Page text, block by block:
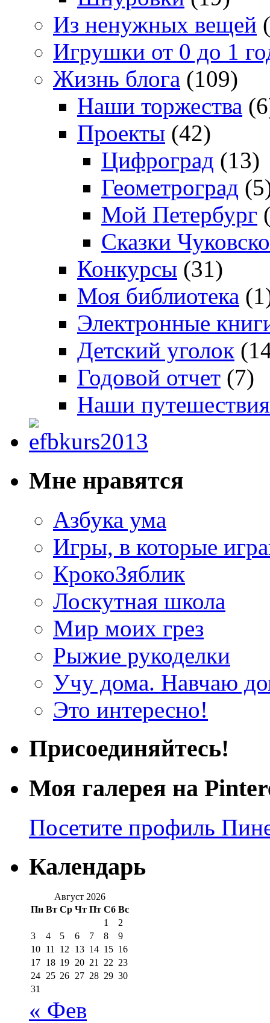
Из ненужных вещей
Игрушки от 0 до 1
Жизнь блога (109)
Наши торжества
Проекты (42)
Цифроград (13)
Геометроград
Мой Петербург
Сказки
Конкурсы (31)
Моя библиотека
Электронные
Детский уголок
Годовой отчет (7)
Наши путешествия
Мне нравятся
Азбука ума
Игры, в которые
КрокоЗяблик
Лоскутная школа
Мир моих грез
Рыжие рукоделки
Учу дома. Навчаю
Это интересно!
Присоединяйтесь!
Моя галерея на
Посетите профиль
Календарь
Август 2026
Пн Вт Ср Чт Пт Сб Вс
1
2
3
4 5 6 7 8
9
10 11 12 13 14 15 16
17 18 19 20 21 22 23
24 25 26 27 28 29 30
31
« Фев